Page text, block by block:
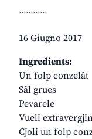
............
16 Giugno 2017
Ingredients:
Un folp conzelât
Sâl grues
Pevarele
Vueli
Cjoli un folp